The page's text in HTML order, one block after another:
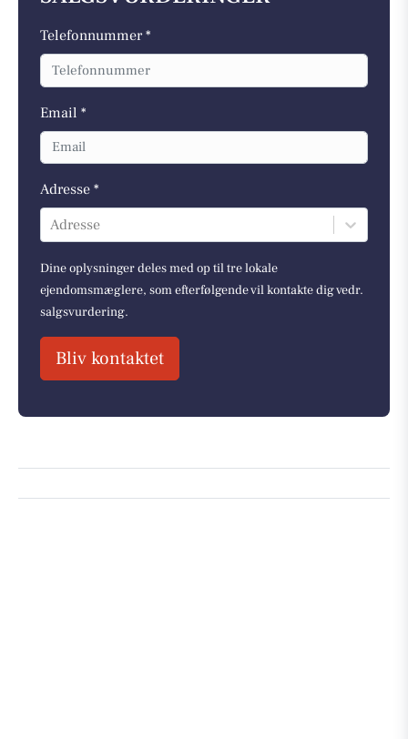
Telefonnummer *
Email *
Adresse *
Adresse
Dine oplysninger deles med op til tre lokale
ejendomsmæglere, som efterfølgende vil kontakte dig vedr.
salgsvurdering.
Bliv kontaktet